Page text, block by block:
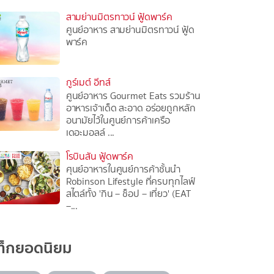
สามย่านมิตรทาวน์ ฟู้ดพาร์ค
ศูนย์อาหาร สามย่านมิตรทาวน์ ฟู้ด
พาร์ค
กูร์เมต์ อีทส์
ศูนย์อาหาร Gourmet Eats รวมร้าน
อาหารเจ้าเด็ด สะอาด อร่อยถูกหลัก
อนามัยไว้ในศูนย์การค้าเครือ
เดอะมอลล์ ...
โรบินสัน ฟู้ดพาร์ค
ศุนย์อาหารในศูนย์การค้าชั้นนำ
Robinson Lifestyle ที่ครบทุกไลฟ์
สไตล์ทั้ง 'กิน – ช็อป – เที่ยว' (EAT
–...
กยอดนิยม